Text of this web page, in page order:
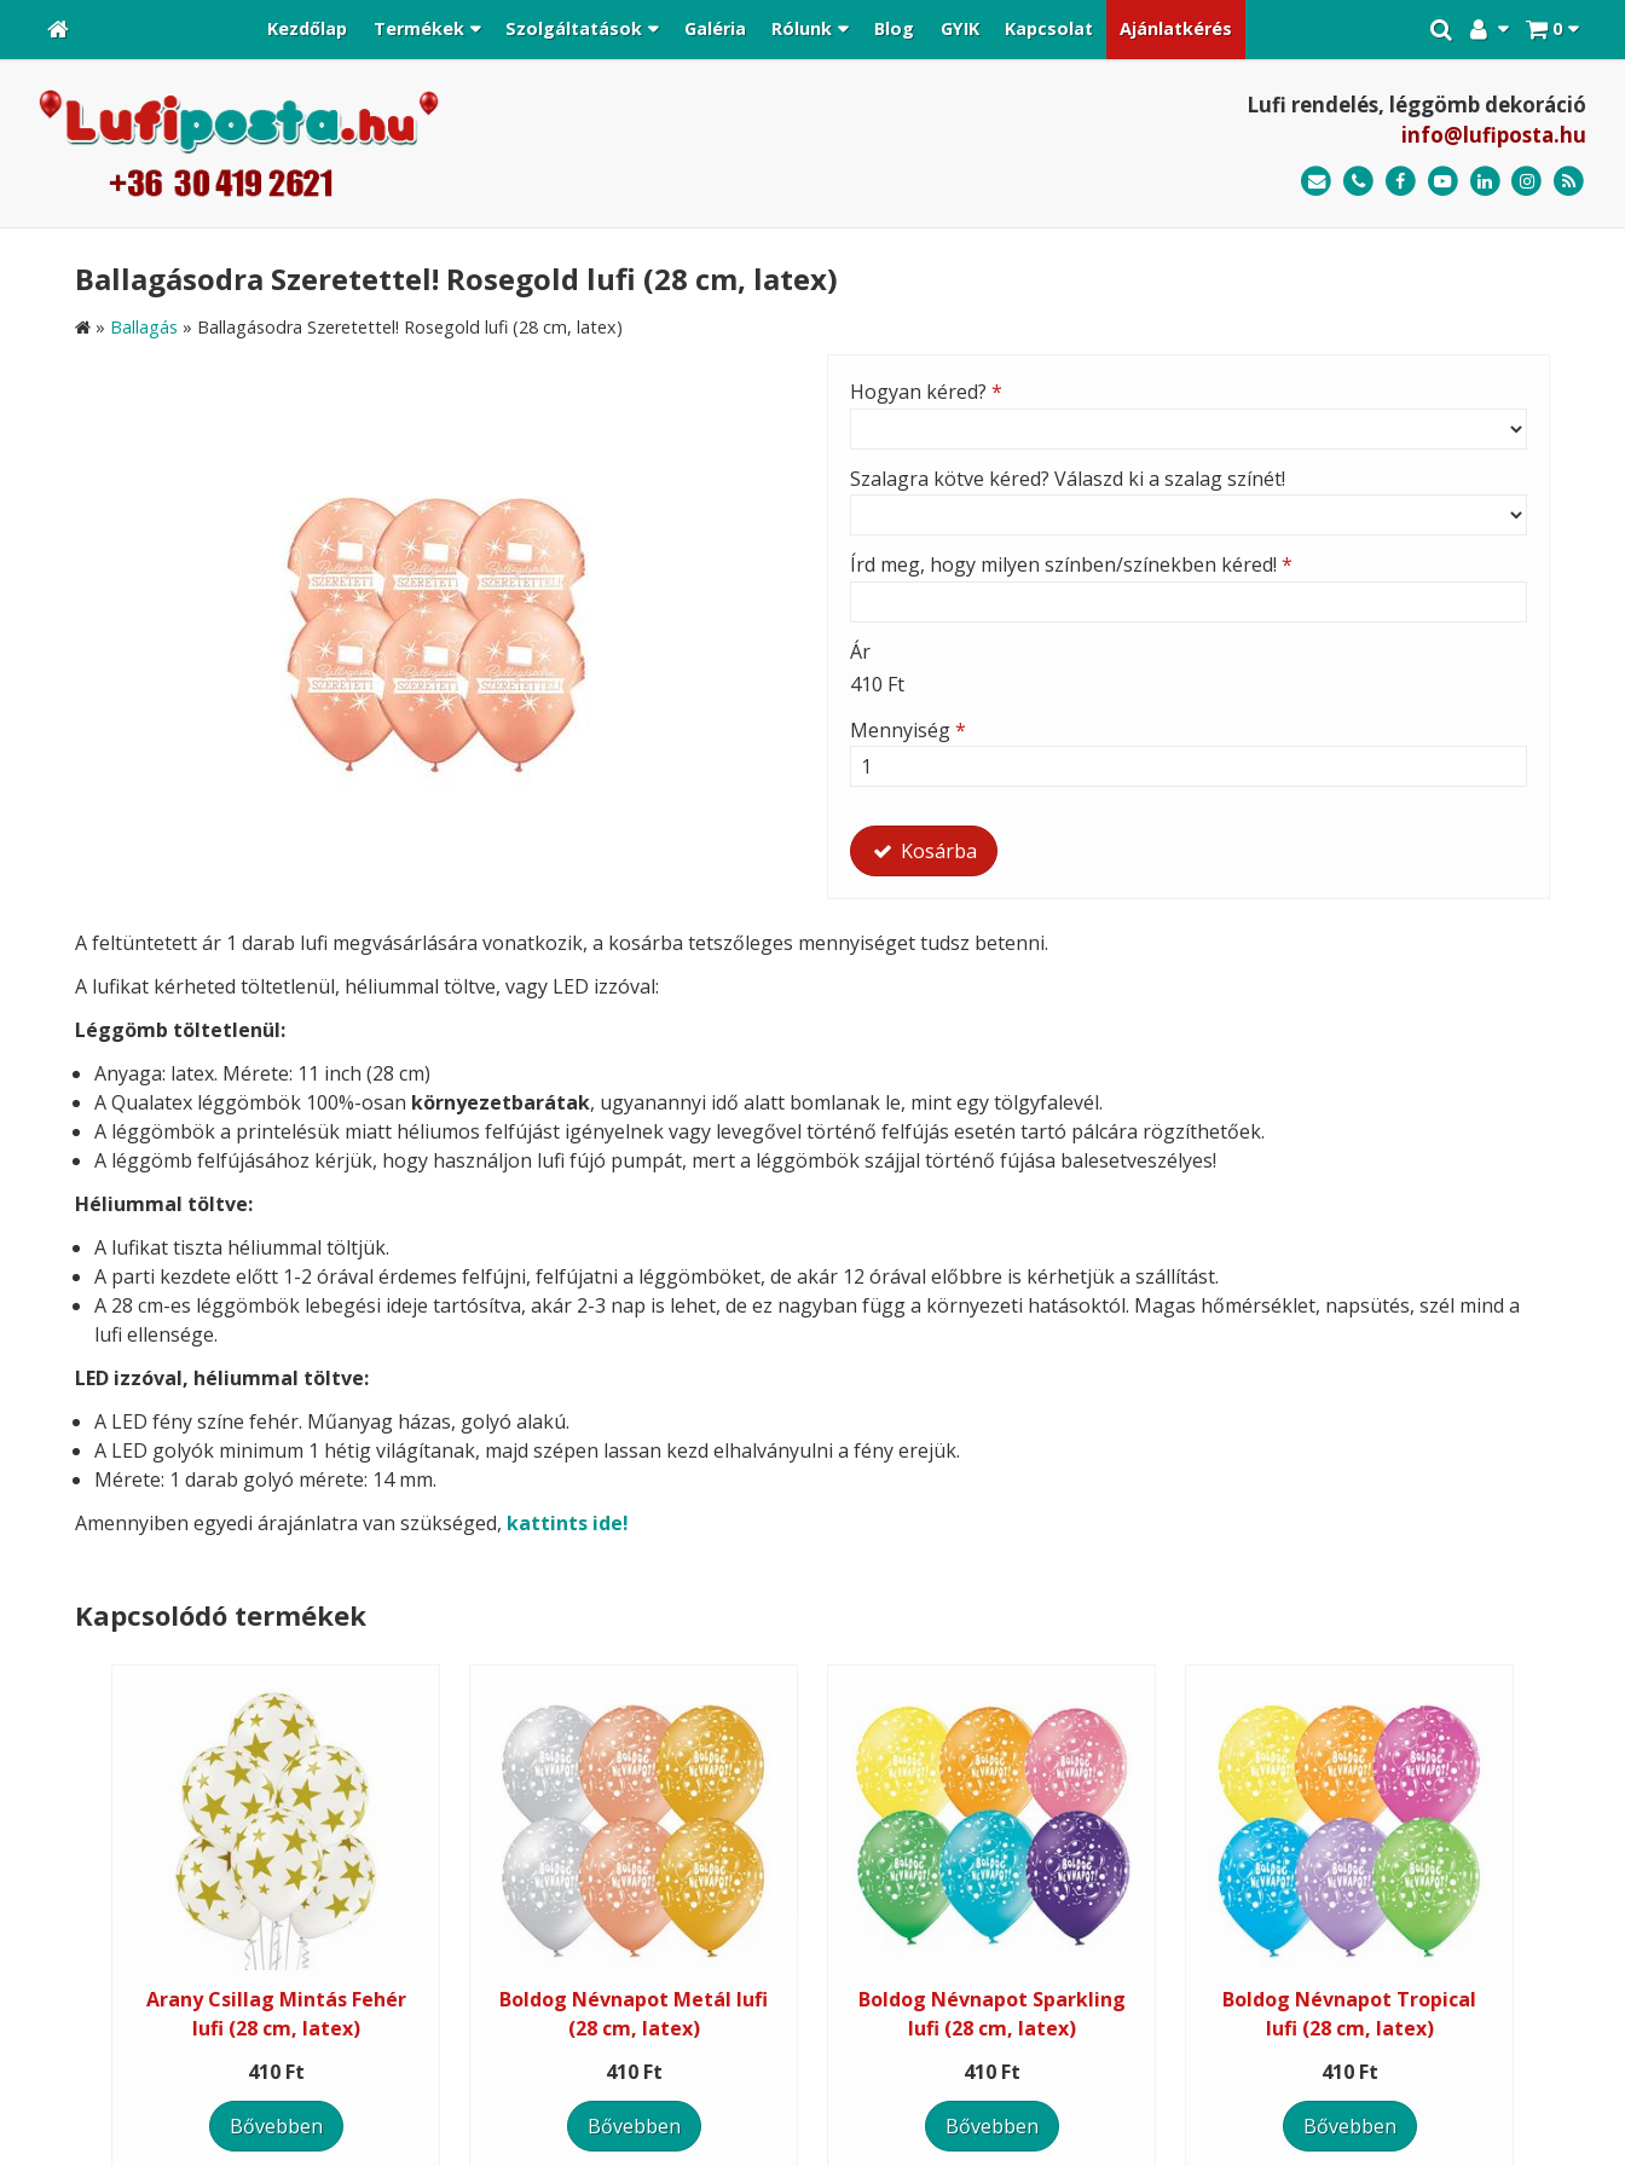
0
Kezdőlap Termékek Szolgáltatások Galéria Rólunk Blog GYIK Kapcsolat Ajánlatkérés
Lufi rendelés, léggömb dekoráció
info@lufiposta.hu
Ballagásodra Szeretettel! Rosegold lufi (28 cm, latex)
» Ballagás » Ballagásodra Szeretettel! Rosegold lufi (28 cm, latex)
Hogyan kéred? *
Szalagra kötve kéred? Válaszd ki a szalag színét!
Írd meg, hogy milyen színben/színekben kéred! *
Ár
410 Ft
Mennyiség*
Kosárba
A feltüntetett ár 1 darab lufi megvásárlására vonatkozik, a kosárba tetszőleges mennyiséget tudsz betenni.
A lufikat kérheted töltetlenül, héliummal töltve, vagy LED izzóval:
Léggömb töltetlenül:
Anyaga: latex. Mérete: 11 inch (28 cm)
A Qualatex léggömbök 100%-osan környezetbarátak, ugyanannyi idő alatt bomlanak le, mint egy tölgyfalevél.
A léggömbök a printelésük miatt héliumos felfújást igényelnek vagy levegővel történő felfújás esetén tartó pálcára rögzíthetőek.
A léggömb felfújásához kérjük, hogy használjon lufi fújó pumpát, mert a léggömbök szájjal történő fújása balesetveszélyes!
Héliummal töltve:
A lufikat tiszta héliummal töltjük.
A parti kezdete előtt 1-2 órával érdemes felfújni, felfújatni a léggömböket, de akár 12 órával előbbre is kérhetjük a szállítást.
A 28 cm-es léggömbök lebegési ideje tartósítva, akár 2-3 nap is lehet, de ez nagyban függ a környezeti hatásoktól. Magas hőmérséklet, napsütés, szél mind a
lufi ellensége.
LED izzóval, héliummal töltve:
A LED fény színe fehér. Műanyag házas, golyó alakú.
A LED golyók minimum 1 hétig világítanak, majd szépen lassan kezd elhalványulni a fény erejük.
Mérete: 1 darab golyó mérete: 14 mm.
Amennyiben egyedi árajánlatra van szükséged, kattints ide!
Kapcsolódó termékek
Arany Csillag Mintás Fehér
lufi (28 cm, latex)
410 Ft
Bővebben
Boldog Névnapot Metál lufi
(28 cm, latex)
410 Ft
Bővebben
Boldog Névnapot Sparkling
lufi (28 cm, latex)
410 Ft
Bővebben
Boldog Névnapot Tropical
lufi (28 cm, latex)
410 Ft
Bővebben